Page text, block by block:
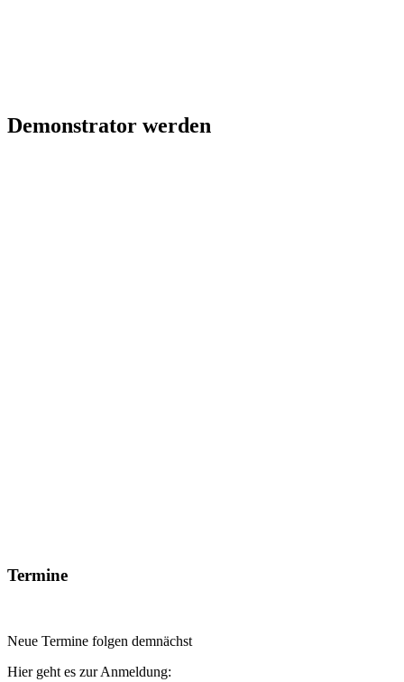
Demonstrator werden
Termine
Neue Termine folgen demnächst
Hier geht es zur Anmeldung: